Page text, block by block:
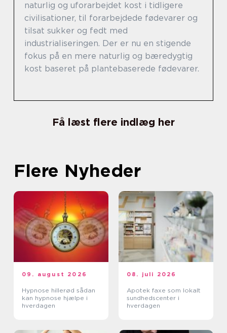
naturlig og uforarbejdet kost i tidligere
civilisationer, til forarbejdede fødevarer og
tilsat sukker og fedt med
industrialiseringen. Der er nu en stigende
fokus på en mere naturlig og bæredygtig
kost baseret på plantebaserede fødevarer.
Få læst flere indlæg her
Flere Nyheder
09. august 2026
Hypnose hillerød sådan
kan hypnose hjælpe i
hverdagen
08. juli 2026
Apotek faxe som lokalt
sundhedscenter i
hverdagen